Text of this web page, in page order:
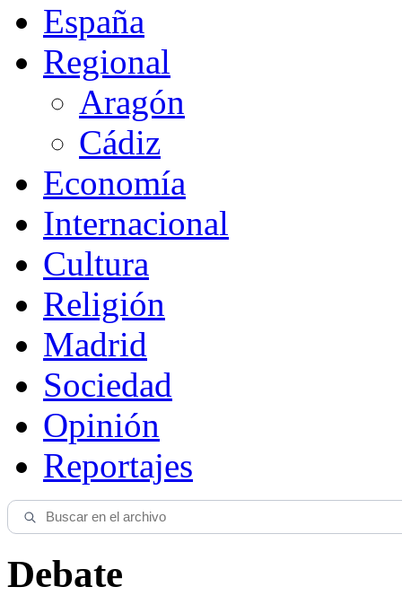
España
Regional
Aragón
Cádiz
Economía
Internacional
Cultura
Religión
Madrid
Sociedad
Opinión
Reportajes
Debate